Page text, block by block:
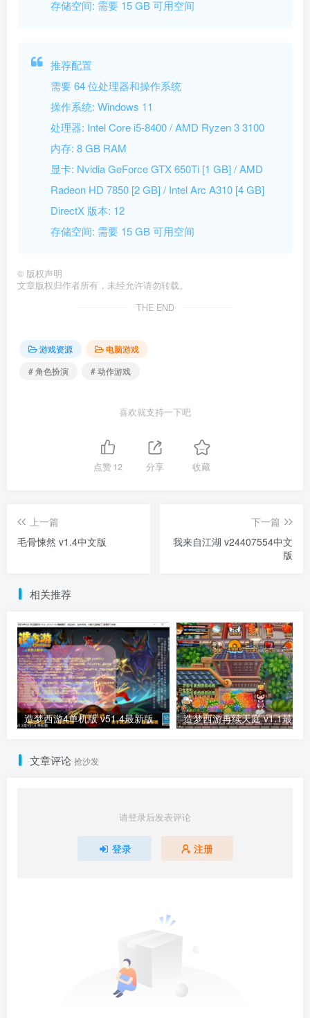
存储空间: 需要 15 GB 可用空间
推荐配置
需要 64 位处理器和操作系统
操作系统: Windows 11
处理器: Intel Core i5-8400 / AMD Ryzen 3 3100
内存: 8 GB RAM
显卡: Nvidia GeForce GTX 650Ti [1 GB] / AMD
Radeon HD 7850 [2 GB] / Intel Arc A310 [4 GB]
DirectX 版本: 12
存储空间: 需要 15 GB 可用空间
© 版权声明
文章版权归作者所有，未经允许请勿转载。
THE END
游戏资源
电脑游戏
# 角色扮演
# 动作游戏
喜欢就支持一下吧
点赞12 分享 收藏
上一篇
毛骨悚然 v1.4中文版
下一篇
我来自江湖 v24407554中文
版
相关推荐
造梦西游4单机版 v51.4最新版 造梦西游再续天庭 v1.1最新
文章评论 抢沙发
请登录后发表评论
登录 注册